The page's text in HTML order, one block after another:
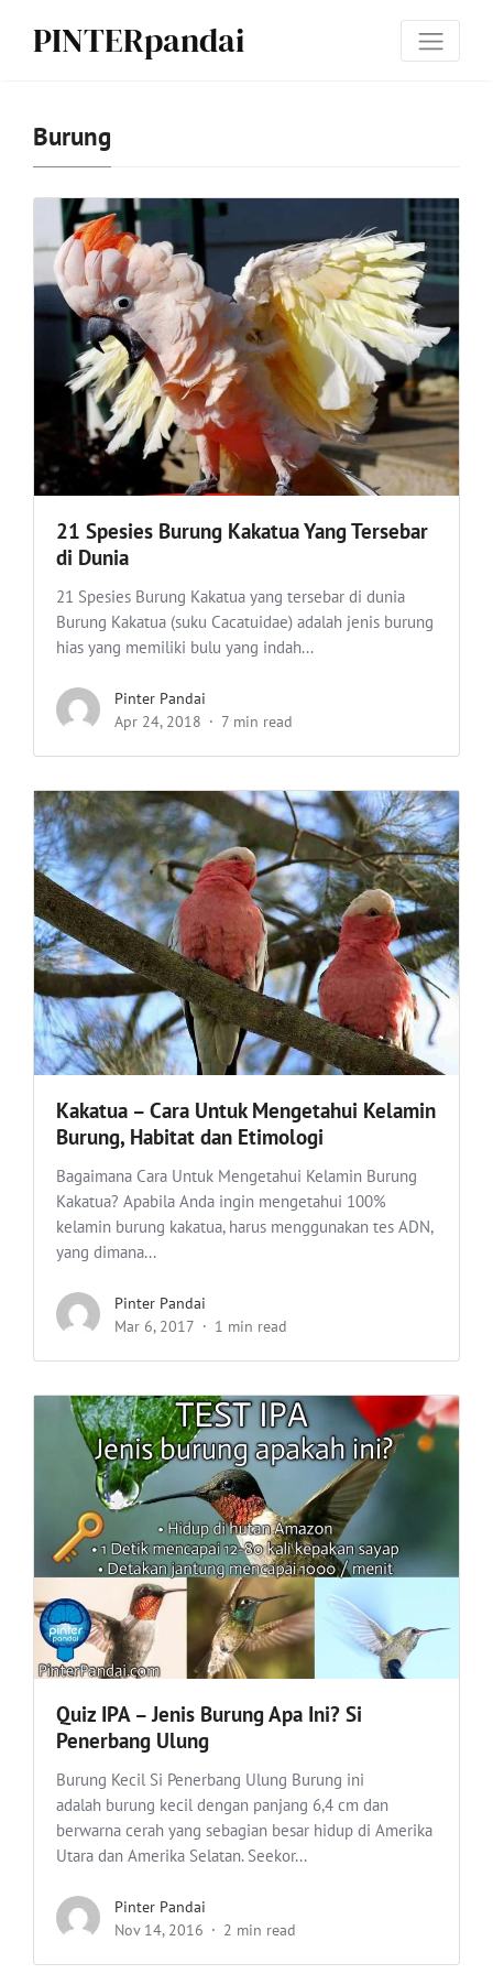
PINTERpandai
Burung
21 Spesies Burung Kakatua Yang Tersebar
di Dunia
21 Spesies Burung Kakatua yang tersebar di dunia
Burung Kakatua (suku Cacatuidae) adalah jenis burung
hias yang memiliki bulu yang indah...
Pinter Pandai
Apr 24, 2018
7 min read
Kakatua – Cara Untuk Mengetahui Kelamin
Burung, Habitat dan Etimologi
Bagaimana Cara Untuk Mengetahui Kelamin Burung
Kakatua? Apabila Anda ingin mengetahui 100%
kelamin burung kakatua, harus menggunakan tes ADN,
yang dimana...
Pinter Pandai
Mar 6, 2017
1 min read
Quiz IPA – Jenis Burung Apa Ini? Si
Penerbang Ulung
Burung Kecil Si Penerbang Ulung Burung ini
adalah burung kecil dengan panjang 6,4 cm dan
berwarna cerah yang sebagian besar hidup di Amerika
Utara dan Amerika Selatan. Seekor...
Pinter Pandai
Nov 14, 2016
2 min read